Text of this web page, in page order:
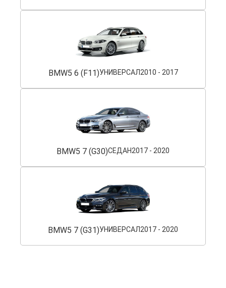
BMW5 6 (F11)УНИВЕРСАЛ2010 - 2017
BMW5 7 (G30)СЕДАН2017 - 2020
BMW5 7 (G31)УНИВЕРСАЛ2017 - 2020